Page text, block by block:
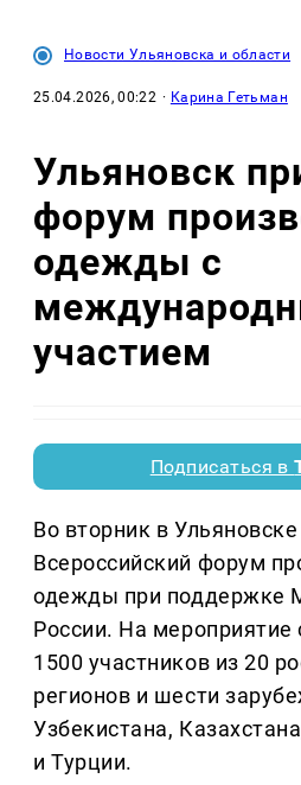
Новости Ульяновска и области
25.04.2026, 00:22 · Карина Гетьман
Ульяновск
форум
одежды с
участием
Подписаться в
Во вторник в
Всероссийский форум
одежды при поддержке
России. На мероприятие
1500 участников из 20
регионов и шести
Узбекистана,
и Турции.